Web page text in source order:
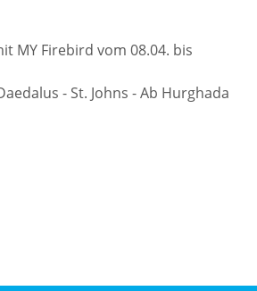
MY Firebird vom 08.04. bis
- St. Johns - Ab Hurghada